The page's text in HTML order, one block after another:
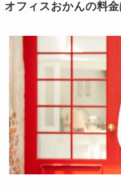
オフィスおかんの料